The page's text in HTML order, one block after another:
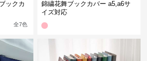
ックカ
全7色
錦繍花舞ブックカバー a5,a6サ
イズ対応